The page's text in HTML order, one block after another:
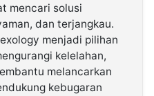
mencari solusi
dan terjangkau.
menjadi pilihan
kelelahan,
melancarkan
kebugaran